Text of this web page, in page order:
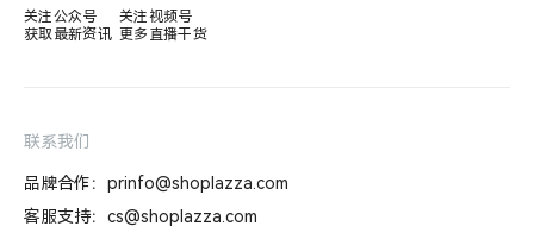
关注公众号
获取最新资讯
关注视频号
更多直播干货
联系我们
品牌合作：prinfo@shoplazza.com
客服支持：cs@shoplazza.com